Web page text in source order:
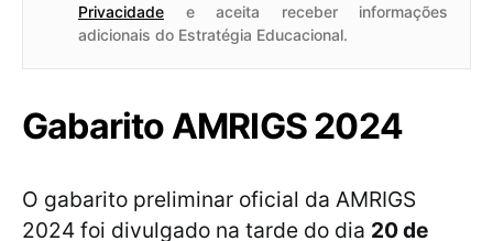
Privacidade e aceita receber informações
adicionais do Estratégia Educacional.
Gabarito AMRIGS 2024
O gabarito preliminar oficial da AMRIGS
2024 foi divulgado na tarde do dia 20 de